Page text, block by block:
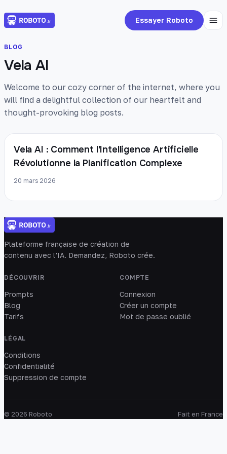
Essayer Roboto
BLOG
Vela AI
Welcome to our cozy corner of the internet, where you
will find a delightful collection of our heartfelt and
thought-provoking blog posts.
Vela AI : Comment l'Intelligence Artificielle
Révolutionne la Planification Complexe
20 mars 2026
Plateforme française de création de
contenu avec l’IA. Demandez, Roboto crée.
DÉCOUVRIR
Prompts
Blog
Tarifs
COMPTE
Connexion
Créer un compte
Mot de passe oublié
LÉGAL
Conditions
Confidentialité
Suppression de compte
© 2026 Roboto Fait en France